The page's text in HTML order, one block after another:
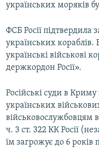
українських моряків
ФСБ Росії підтвердила
українських
українські військові
держкордон Росії».
Російські суди в
українських
військовослужбовцям
ч. 3 ст. 322 КК Росії
їм загрожує до 6 років